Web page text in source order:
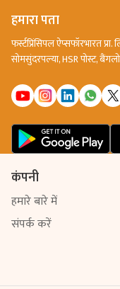
हमारा पता
फर्स्टप्रिंसिपल ऐप्सफॉरभारत
सोमसुंदरपल्या, HSR पोस्ट,
कंपनी
हमारे बारे में
संपर्क करें